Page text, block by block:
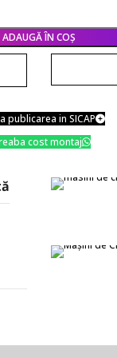
ADAUGĂ ÎN COȘ
publicarea in SICAP
cost montaj